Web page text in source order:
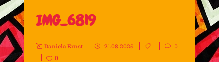
IMG_6819
Daniela Ernst 21.08.2025
0
0